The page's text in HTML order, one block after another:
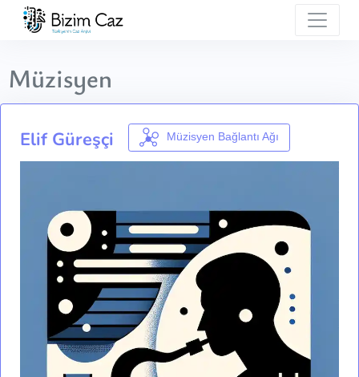
Müzisyen
Elif Güreşçi Müzisyen Bağlantı Ağı